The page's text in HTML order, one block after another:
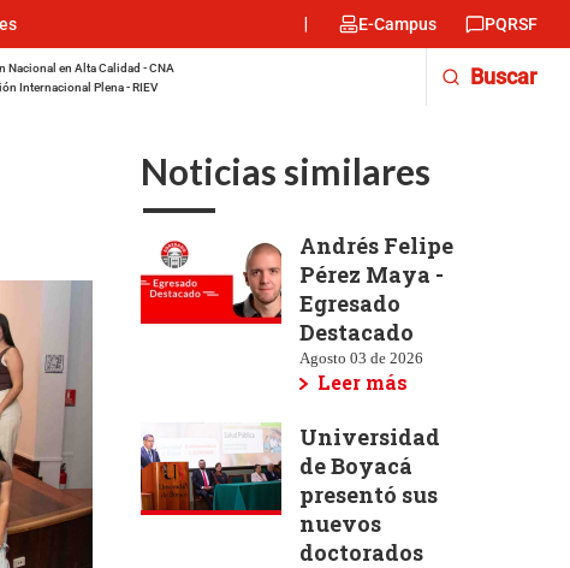
Menu
encabezado
E-Campus PQRSF
Nacional en Alta Calidad - CNA
Internacional Plena - RIEV
Buscar
Noticias similares
Andrés Felipe
Pérez Maya -
Egresado
Destacado
Agosto 03 de 2026
Leer más
Universidad
de Boyacá
presentó sus
nuevos
doctorados